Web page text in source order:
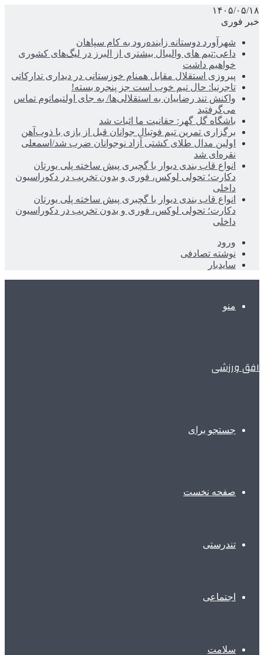
۱۴۰۵/۰۵/۱۸
خبر فوری
شهرآورد دوستانه زاینده‌رود به کام سپاهان
داعی:تیم های والیبال بیشتری از البرز در لیگ‌های کشوری
خواهیم داشت
پیروزی استقلال مقابل همنام خوزستانی در دیداری تدارکاتی
تاجرنیا: حال تیم خوب است جز پنجره بسته!
واکنش تند رضاییان به استقلالی‌ها/ به جای اولتیماتوم تماس
می‌گرفتید
باشگاه گل گهر: حقانیت ما اثبات شد
برگزاری تمرین تیم فوتبال جوانان قبل از بازی با ذوب‌آهن
اولین مدال طلای کشتی آزاد نوجوانان ضرب شد/اسمعلی
نقره‌ای شد
انواع قاب بندی دیوار با گچبری پیش ساخته پلی یورتان
دکارت؛ تحولی لوکس، فوری و بدون تخریب در دکوراسیون
داخلی
انواع قاب بندی دیوار با گچبری پیش ساخته پلی یورتان
دکارت؛ تحولی لوکس، فوری و بدون تخریب در دکوراسیون
داخلی
ورود
نوشته تصادفی
سایدبار
منو
افق ورزشی
جستجو برای
صفحه نخست
تندرستی
اجتماعی
سلامت